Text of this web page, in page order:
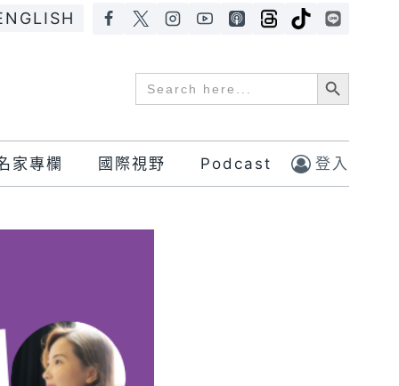
Search
for:
Search Button
家專欄 國際視野 Podcast 登入